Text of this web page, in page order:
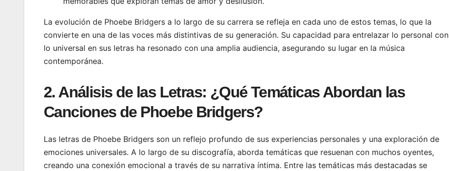
La evolución de Phoebe Bridgers a lo largo de su carrera se refleja en cada uno de estos temas, lo que la
convierte en una de las voces más distintivas de su generación. Su capacidad para entrelazar lo personal con
lo universal en sus letras ha resonado con una amplia audiencia, asegurando su lugar en la música
contemporánea.
2. Análisis de las Letras: ¿Qué Temáticas Abordan las
Canciones de Phoebe Bridgers?
Las letras de Phoebe Bridgers son un reflejo profundo de sus experiencias personales y una exploración de
emociones universales. A lo largo de su discografía, aborda temáticas que resuenan con muchos oyentes,
creando una conexión emocional a través de su narrativa íntima. Entre las temáticas más destacadas se